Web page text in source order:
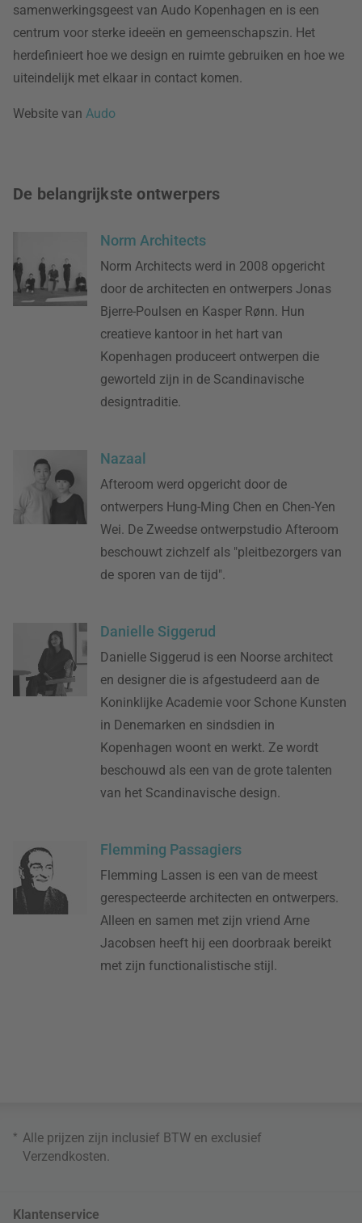
samenwerkingsgeest van Audo Kopenhagen en is een
centrum voor sterke ideeën en gemeenschapszin. Het
herdefinieert hoe we design en ruimte gebruiken en hoe we
uiteindelijk met elkaar in contact komen.
Website van Audo
De belangrijkste ontwerpers
Norm Architects
Norm Architects werd in 2008 opgericht
door de architecten en ontwerpers Jonas
Bjerre-Poulsen en Kasper Rønn. Hun
creatieve kantoor in het hart van
Kopenhagen produceert ontwerpen die
geworteld zijn in de Scandinavische
designtraditie.
Nazaal
Afteroom werd opgericht door de
ontwerpers Hung-Ming Chen en Chen-Yen
Wei. De Zweedse ontwerpstudio Afteroom
beschouwt zichzelf als "pleitbezorgers van
de sporen van de tijd".
Danielle Siggerud
Danielle Siggerud is een Noorse architect
en designer die is afgestudeerd aan de
Koninklijke Academie voor Schone Kunsten
in Denemarken en sindsdien in
Kopenhagen woont en werkt. Ze wordt
beschouwd als een van de grote talenten
van het Scandinavische design.
Flemming Passagiers
Flemming Lassen is een van de meest
gerespecteerde architecten en ontwerpers.
Alleen en samen met zijn vriend Arne
Jacobsen heeft hij een doorbraak bereikt
met zijn functionalistische stijl.
* Alle prijzen zijn inclusief BTW en exclusief
Verzendkosten
Klantenservice